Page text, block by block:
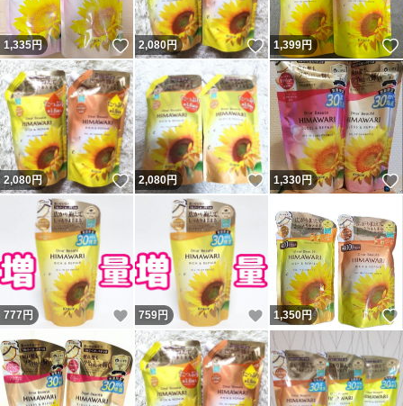
1,335円 いいね！
2,080円 いいね！
1,399円
2,080円 いいね！
2,080円 いいね！
1,330円
777 円 いいね！
759円 いいね！
1,350円